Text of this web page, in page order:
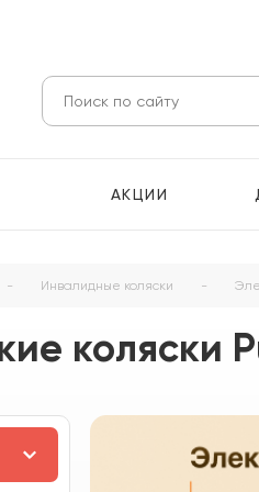
АКЦИИ
- Инвалидные коляски -
коляски